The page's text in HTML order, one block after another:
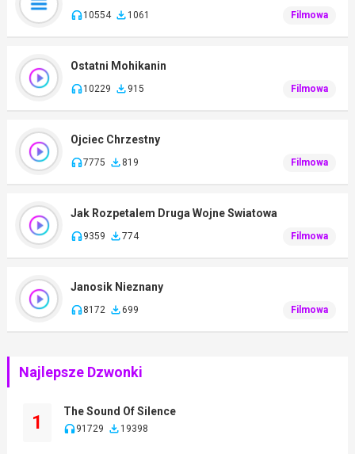
10554 1061 Filmowa
Ostatni Mohikanin
10229 915 Filmowa
Ojciec Chrzestny
7775 819 Filmowa
Jak Rozpetalem Druga Wojne Swiatowa
9359 774 Filmowa
Janosik Nieznany
8172 699 Filmowa
Najlepsze Dzwonki
1
The Sound Of Silence
91729 19398